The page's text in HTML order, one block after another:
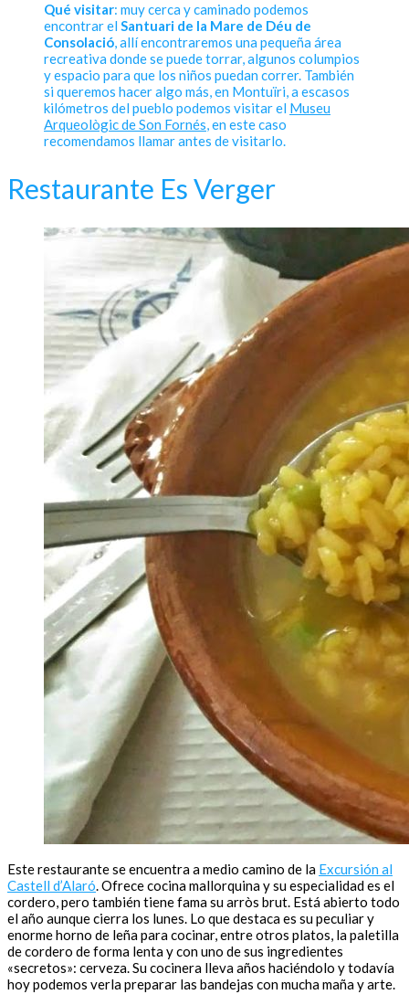
Qué visitar: muy cerca y caminado podemos
encontrar el Santuari de la Mare de Déu de
Consolació, allí encontraremos una pequeña área
recreativa donde se puede torrar, algunos columpios
y espacio para que los niños puedan correr. También
si queremos hacer algo más, en Montuïri, a escasos
kilómetros del pueblo podemos visitar el Museu
Arqueològic de Son Fornés, en este caso
recomendamos llamar antes de visitarlo.
Restaurante Es Verger
Este restaurante se encuentra a medio camino de la Excursión al
Castell d’Alaró. Ofrece cocina mallorquina y su especialidad es el
cordero, pero también tiene fama su arròs brut. Está abierto todo
el año aunque cierra los lunes. Lo que destaca es su peculiar y
enorme horno de leña para cocinar, entre otros platos, la paletilla
de cordero de forma lenta y con uno de sus ingredientes
«secretos»: cerveza. Su cocinera lleva años haciéndolo y todavía
hoy podemos verla preparar las bandejas con mucha maña y arte.